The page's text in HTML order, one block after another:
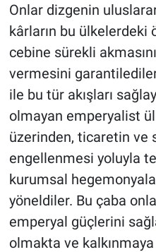
Onlar dizgenin
kârların bu
cebine sürekli
vermesini
ile bu tür akışları
olmayan emperyalist
üzerinden, ticaretin ve
engellenmesi yoluyla
kurumsal
yöneldiler. Bu çaba
emperyal güçlerini
olmakta ve